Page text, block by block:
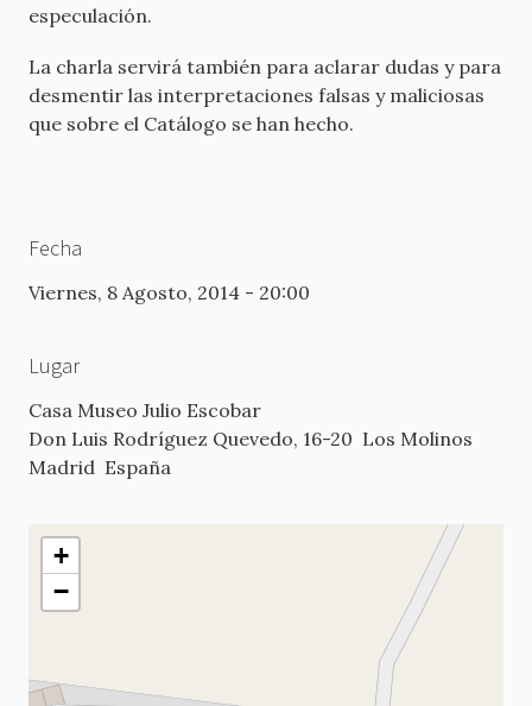
especulación.
La charla servirá también para aclarar dudas y para
desmentir las interpretaciones falsas y maliciosas
que sobre el Catálogo se han hecho.
Fecha
Viernes, 8 Agosto, 2014 - 20:00
Lugar
Casa Museo Julio Escobar
Don Luis Rodríguez Quevedo, 16-20 Los Molinos
Madrid España
+
−